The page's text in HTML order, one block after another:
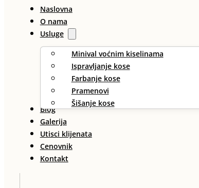
Naslovna
O nama
Usluge
Minival voćnim kiselinama
Ispravljanje kose
Farbanje kose
Pramenovi
Šišanje kose
Blog
Galerija
Utisci klijenata
Cenovnik
Kontakt